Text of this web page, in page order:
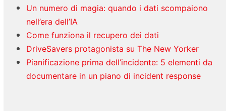
Un numero di magia: quando i dati scompaiono
nell’era dell’IA
Come funziona il recupero dei dati
DriveSavers protagonista su The New Yorker
Pianificazione prima dell’incidente: 5 elementi da
documentare in un piano di incident response